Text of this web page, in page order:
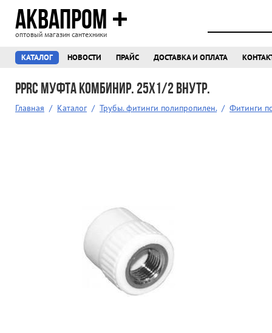
АКВАПРОМ
оптовый магазин сантехники
КАТАЛОГ НОВОСТИ ПРАЙС ДОСТАВКА И ОПЛАТА
PPRC Муфта комбинир. 25х1/2 внутр.
Главная / Каталог / Трубы. фитинги полипропилен. / Фитинги